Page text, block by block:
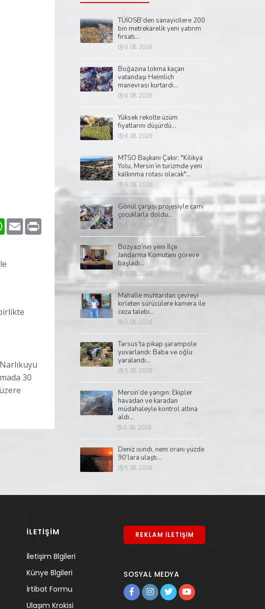
WhatsApp
Email
30
TÜİOSB’den sanayicilere 200
bin metrekarelik yeni yatırım
fırsatı...
6.08.2026
Boğazına lokma kaçan
vatandaşı Heimlich
manevrası kurtardı...
6.08.2026
Yüksek rekolte üzüm
fiyatlarını düşürdü...
6.08.2026
MTSO Başkanı Çakır: "Kilikya
Yolu, Mersin’in turizmde yeni
kalkınma rotası olacak"...
6.08.2026
Gönül çarşısı projesiyle cami
çocuklarla doldu...
6.08.2026
Bozyazı’nın yeni İlçe
Jandarma Komutanı göreve
başladı...
5.08.2026
Mahalle muhtardan çevreyi
kirleten sürücülere kamera ile
ceza talebi...
5.08.2026
Tarsus’ta pikap şarampole
yuvarlandı: Baba ve oğlu
yaralandı...
5.08.2026
Mersin’de yangın: Ekipler
havadan ve karadan
müdahaleyle kontrol altına
aldı...
5.08.2026
Deniz ısındı, nem oranı yüzde
90’lara ulaştı...
5.08.2026
İLETİŞİM
İletişim Blgileri
Künye Blgileri
İrtibat Formu
Ulaşım Krokisi
REKLAM İLETİŞİM
SOSYAL MEDYA